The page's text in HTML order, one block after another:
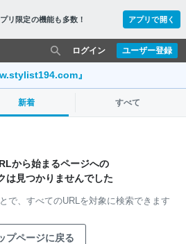
リ限定の機能も多数！ アプリで開く
ユーザー登録
ログイン
』
新着 すべて
から始まるページへの
は見つかりませんでした
で、 すべてのURLを対象に検索できます
プページに戻る